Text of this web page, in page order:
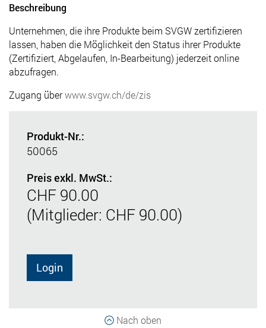
Beschreibung
Unternehmen, die ihre Produkte beim SVGW zertifizieren
lassen, haben die Möglichkeit den Status ihrer Produkte
(Zertifiziert, Abgelaufen, In-Bearbeitung) jederzeit online
abzufragen.
Zugang überwww.svgw.ch/de/zis
Produkt-Nr.:
50065
Preis exkl. MwSt.:
CHF 90.00
(Mitglieder: CHF 90.00)
Login
Nach oben